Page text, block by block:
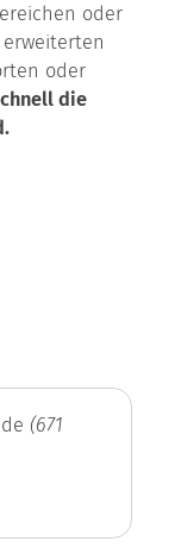
oder
oder
die
(671